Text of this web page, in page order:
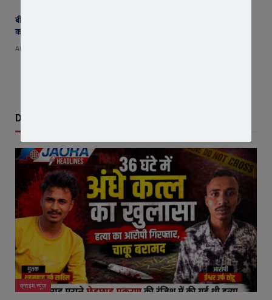
बीमा कंपनी के खिलाफ किसानों का विस्फोट ! जावरा में वाहनों की रैली, एसडीएम
कार्यालय का घेराव, ‘घोड़ारोज मारने की अनुमति दो’ की उठी मांग
AUGUST 4, 2026
Don't Miss
क्राइम न्यूज़